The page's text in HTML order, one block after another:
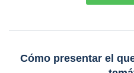
Cómo presentar el